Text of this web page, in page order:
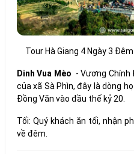
Tour Hà Giang 4 Ngày 3
Dinh Vua Mèo - Vương
của xã Sà Phìn, đây là dòng
Đồng Văn vào đầu thế kỷ 20.
Tối: Quý khách ăn tối, nhận
về đêm.